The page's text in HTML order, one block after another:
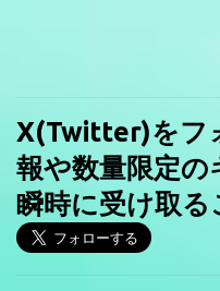
X(Twitter)をフ
報や数量限定の
瞬時に受け取